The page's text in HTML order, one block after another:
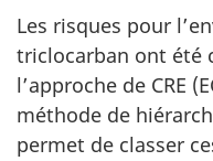
Les risques pour
triclocarban ont été
l’approche de CRE
méthode de
permet de classer